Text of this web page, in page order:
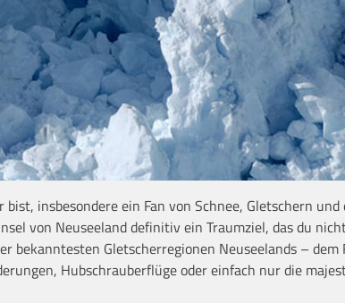
insbesondere ein Fan von Schnee, Gletschern
von Neuseeland definitiv ein Traumziel, das du
bekanntesten Gletscherregionen Neuseelands –
Hubschrauberflüge oder einfach nur die